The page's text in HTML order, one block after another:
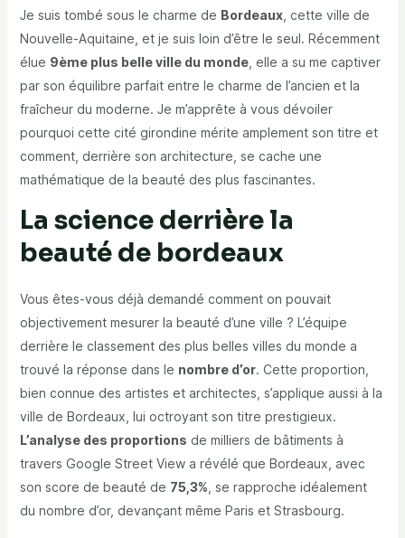
Je suis tombé sous le charme de Bordeaux, cette ville de
Nouvelle-Aquitaine, et je suis loin d’être le seul. Récemment
élue 9ème plus belle ville du monde, elle a su me captiver
par son équilibre parfait entre le charme de l’ancien et la
fraîcheur du moderne. Je m’apprête à vous dévoiler
pourquoi cette cité girondine mérite amplement son titre et
comment, derrière son architecture, se cache une
mathématique de la beauté des plus fascinantes.
La science derrière la
beauté de bordeaux
Vous êtes-vous déjà demandé comment on pouvait
objectivement mesurer la beauté d’une ville ? L’équipe
derrière le classement des plus belles villes du monde a
trouvé la réponse dans le nombre d’or. Cette proportion,
bien connue des artistes et architectes, s’applique aussi à la
ville de Bordeaux, lui octroyant son titre prestigieux.
L’analyse des proportions de milliers de bâtiments à
travers Google Street View a révélé que Bordeaux, avec
son score de beauté de 75,3% , se rapproche idéalement
du nombre d’or, devançant même Paris et Strasbourg.